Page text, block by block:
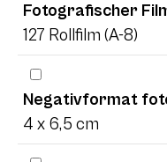
Fotografischer
127 Rollfilm (A-8)
Negativformat
4 x 6,5 cm